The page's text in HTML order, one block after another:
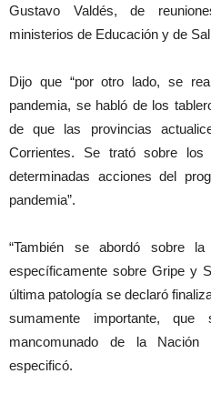
Gustavo Valdés, de
ministerios de Educación y de
Dijo que “por otro lado, se
pandemia, se habló de los
de que las provincias
Corrientes. Se trató sobre los
determinadas acciones del
pandemia”.
“También se abordó sobre
específicamente sobre Gripe y
última patología se declaró
sumamente importante,
mancomunado de la
especificó.